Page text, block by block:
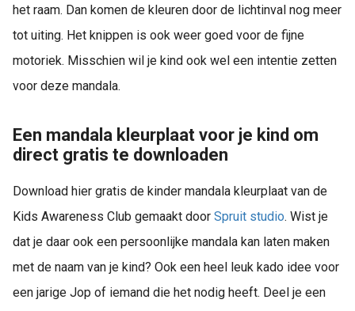
het raam. Dan komen de kleuren door de lichtinval nog meer
tot uiting. Het knippen is ook weer goed voor de fijne
motoriek. Misschien wil je kind ook wel een intentie zetten
voor deze mandala.
Een mandala kleurplaat voor je kind om
direct gratis te downloaden
Download hier gratis de kinder mandala kleurplaat van de
Kids Awareness Club gemaakt door Spruit studio. Wist je
dat je daar ook een persoonlijke mandala kan laten maken
met de naam van je kind? Ook een heel leuk kado idee voor
een jarige Jop of iemand die het nodig heeft. Deel je een